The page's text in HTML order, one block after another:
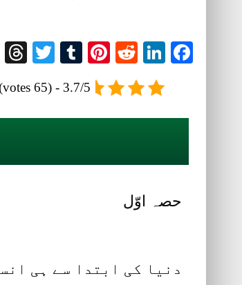
Facebook
LinkedIn
Reddit
Pinterest
3.7/5 - (65 votes)
حصہ اوّل تحریر:
دنیا کی ابتدا سے ہی